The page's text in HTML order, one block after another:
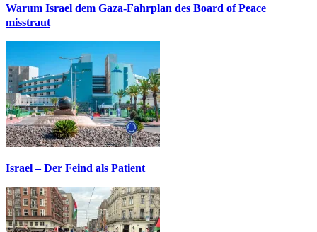
Warum Israel dem Gaza-Fahrplan des Board of Peace
misstraut
Israel – Der Feind als Patient